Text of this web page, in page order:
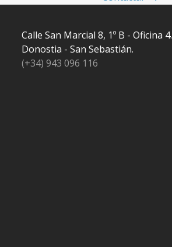
Calle San Marcial 8, 1º B - Oficina 4.
Donostia - San Sebastián.
(+34) 943 096 116